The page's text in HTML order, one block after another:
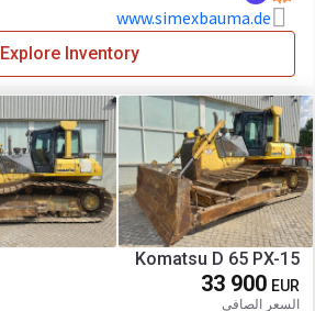
www.simexbauma.de
Explore Inventory
Komatsu D 65 PX-15
33 900 EUR
السعر الصافي